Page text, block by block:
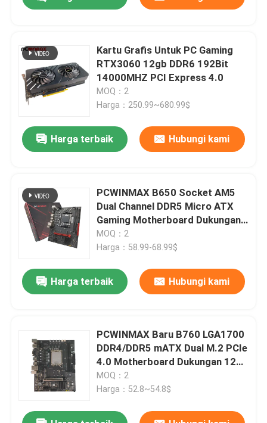
Rumah
Produk
Video
Kartu Grafis Untuk PC Gaming
RTX3060 12gb DDR6 192Bit
14000MHZ PCI Express 4.0
MOQ：2
Harga：250.99~680.99$
Harga terbaik Hubungi kami
PCWINMAX B650 Socket AM5
Dual Channel DDR5 Micro ATX
Gaming Motherboard Dukungan
R7 R8 R9 Prosesor
MOQ：2
Harga：58.99-68.99$
Harga terbaik Hubungi kami
PCWINMAX Baru B760 LGA1700
DDR4/DDR5 mATX Dual M.2 PCIe
4.0 Motherboard Dukungan 12
13 14 i3 i5 i7
MOQ：2
Harga：52.8~54.8$